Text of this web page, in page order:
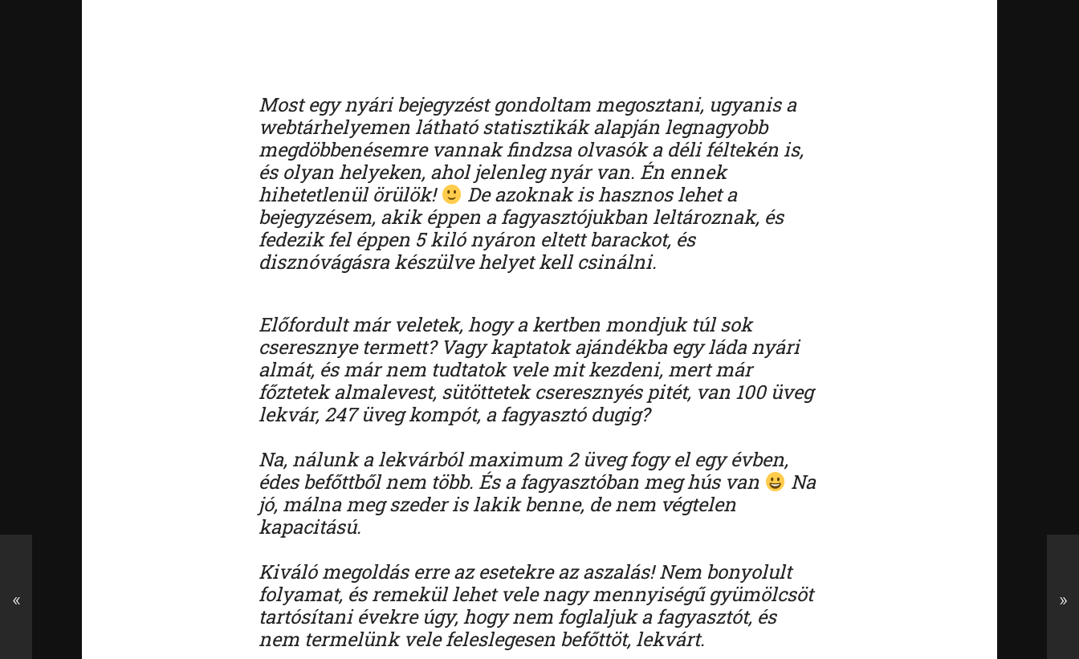
Most egy nyári bejegyzést gondoltam megosztani, ugyanis a
webtárhelyemen látható statisztikák alapján legnagyobb
megdöbbenésemre vannak findzsa olvasók a déli féltekén is,
és olyan helyeken, ahol jelenleg nyár van. Én ennek
hihetetlenül örülök!
De azoknak is hasznos lehet a
bejegyzésem, akik éppen a fagyasztójukban leltároznak, és
fedezik fel éppen 5 kiló nyáron eltett barackot, és
disznóvágásra készülve helyet kell csinálni.
Előfordult már veletek, hogy a kertben mondjuk túl sok
cseresznye termett? Vagy kaptatok ajándékba egy láda nyári
almát, és már nem tudtatok vele mit kezdeni, mert már
főztetek almalevest, sütöttetek cseresznyés pitét, van 100 üveg
lekvár, 247 üveg kompót, a fagyasztó dugig?
Na, nálunk a lekvárból maximum 2 üveg fogy el egy évben,
édes befőttből nem több. És a fagyasztóban meg hús van
Na
jó, málna meg szeder is lakik benne, de nem végtelen
kapacitású.
Kiváló megoldás erre az esetekre az aszalás! Nem bonyolult
folyamat, és remekül lehet vele nagy mennyiségű gyümölcsöt
tartósítani évekre úgy, hogy nem foglaljuk a fagyasztót, és
nem termelünk vele feleslegesen befőttöt, lekvárt.
« »